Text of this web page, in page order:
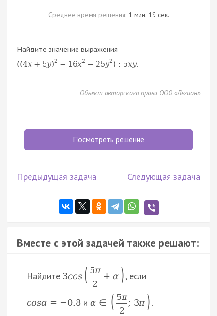
Среднее время решения: 1 мин. 19 сек.
Найдите значение выражения
((4x + 5y)2 − 16x2 − 25y2) : 5xy.
Объект авторского права ООО «Легион»
Посмотреть решение
Предыдущая задача Следующая задача
Вместе с этой задачей также решают:
Найдите 3cos ( 5π
2
+ α ) , если
cosα = −0.8 иα ∈ ( 5π
2
; 3π ) .